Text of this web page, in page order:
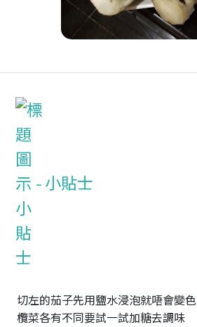
小貼士
切左的茄子先用鹽水浸泡就唔會變色
欖菜各有不同要試一試加糖去調味